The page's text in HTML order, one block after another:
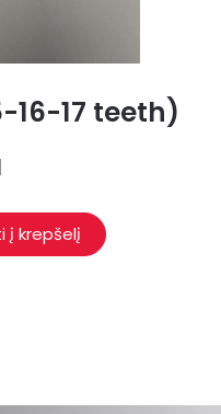
16-17 teeth)
į krepšelį